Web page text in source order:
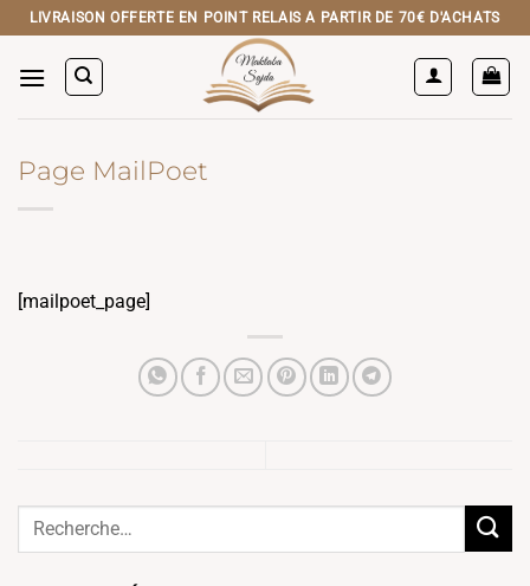
Passer
au
contenu
LIVRAISON OFFERTE EN POINT RELAIS A PARTIR DE 70€ D'ACHATS
Page MailPoet
[mailpoet_page]